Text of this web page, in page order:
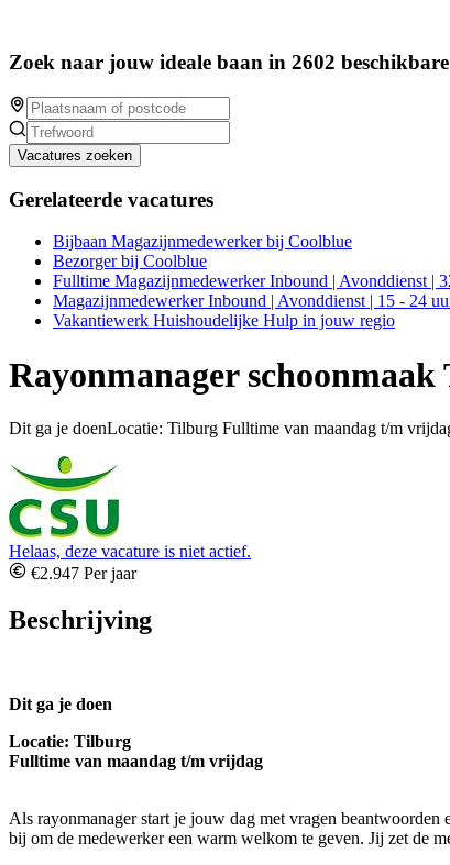
Zoek naar jouw ideale baan in 2602
Vacatures zoeken
Gerelateerde vacatures
Bijbaan Magazijnmedewerker bij Coolblue
Bezorger bij Coolblue
Fulltime Magazijnmedewerker Inbound | Avonddienst |
Magazijnmedewerker Inbound | Avonddienst | 15 - 24
Vakantiewerk Huishoudelijke Hulp in jouw regio
Rayonmanager
Dit ga je doenLocatie: Tilburg Fulltime van maandag t/m
Helaas, deze vacature is niet actief.
€2.947 Per jaar
Beschrijving
Dit ga je doen
Locatie: Tilburg
Fulltime van maandag t/m vrijdag
Als rayonmanager start je jouw dag met vragen
bij om de medewerker een warm welkom te geven. Jij zet de